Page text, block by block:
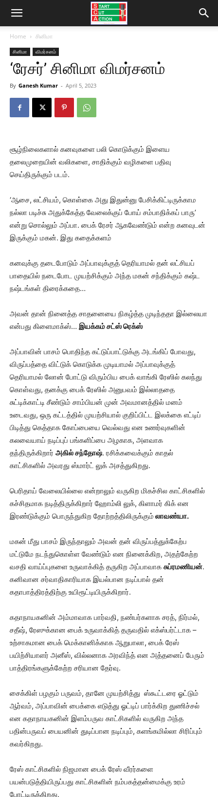
Home சினிமா
சினிமா விமர்சனம்
‘ரேசர்’ சினிமா விமர்சனம்
By Ganesh Kumar - April 5, 2023
சூழ்நிலைகளால் கனவுகளை பலி கொடுக்கும் இளைய
தலைமுறையின் வலிகளை, சாதிக்கும் வழிகளை பதிவு
செய்திருக்கும் படம்.
‘ஆசை, லட்சியம், கொள்கை அது இதுன்னு பேசிக்கிட்டிருக்காம
நல்லா படிச்சு அதுக்கேத்த வேலைக்குப் போய் சம்பாதிக்கப் பாரு’
என்று சொல்லும் அப்பா. பைக் ரேசர் ஆகவேண்டும் என்ற கனவுடன்
இருக்கும் மகன். இது கதைக்களம்
கனவுக்கு தடைபோடும் அப்பாவுக்குத் தெரியாமல் தன் லட்சியப்
பாதையில் நடைபோட முயற்சிக்கும் அந்த மகன் சந்திக்கும் கஷ்ட
நஷ்டங்கள் திரைக்கதை…
அவன் தான் நினைத்த சாதனையை நிகழ்த்த முடிந்ததா இல்லையா
என்பது கிளைமாக்ஸ்… இயக்கம் சட்ஸ் ரெக்ஸ்
அப்பாவின் பாசம் பொதிந்த கட்டுப்பாட்டுக்கு அடங்கிப் போவது,
விருப்பத்தை விட்டுக் கொடுக்க முடியாமல் அப்பாவுக்குத்
தெரியாமல் லோன் போட்டு விரும்பிய பைக் வாங்கி ரேஸில் கலந்து
கொள்வது, தனக்கு பைக் ரேஸில் அனுபவம் இல்லாததை
சுட்டிக்காட்டி சீண்டும் சாம்பியன் முன் அவமானத்தில் மனம்
உடைவது, ஒரு கட்டத்தில் முயற்சியால் குறிப்பிட்ட இலக்கை எட்டிப்
பிடித்து கெத்தாக கோப்பையை வெல்வது என உணர்வுகளின்
கலவையாய் நடிப்புப் பங்களிப்பை அழகாக, அளவாக
தந்திருக்கிறார் அகில் சந்தோஷ். ரசிக்கவைக்கும் காதல்
காட்சிகளில் அவரது ஸ்மார்ட் லுக் அசத்துகிறது.
பெரிதாய் வேலையில்லை என்றாலும் வருகிற மிகச்சில காட்சிகளில்
கச்சிதமாக நடித்திருக்கிறார் ஹோம்லி லுக், கிளாமர் கிக் என
இரண்டுக்கும் பொருந்துகிற தோற்றத்திலிருக்கும் லாவண்யா.
மகன் மீது பாசம் இருந்தாலும் அவன் தன் விருப்பத்துக்கேற்ப
மட்டுமே நடந்துகொள்ள வேண்டும் என நினைக்கிற, அதற்கேற்ற
வசதி வாய்ப்புகளை உருவாக்கித் தருகிற அப்பாவாக சுப்ரமணியன்.
கனிவான சர்வாதிகாரியாக இயல்பான நடிப்பால் தன்
கதாபாத்திரத்திற்கு உயிரூட்டியிருக்கிறார்.
கதாநாயகனின் அம்மாவாக பார்வதி, நண்பர்களாக சரத், நிர்மல்,
சதீஷ், ரேஸுக்கான பைக் உருவாக்கித் தருவதில் எக்ஸ்பர்ட்டாக –
உற்சாகமான பைக் மெக்கானிக்காக ஆறுபாலா, பைக் ரேஸ்
பயிற்சியாளர் அனீஸ், வில்லனாக அரவிந்த் என அத்தனைப் பேரும்
பாத்திரங்களுக்கேற்ற சரியான தேர்வு.
சைக்கிள் பழகும் பருவம், தானே முயற்சித்து ஸ்கூட்டரை ஓட்டும்
ஆர்வம், அப்பாவின் பைக்கை எடுத்து ஓட்டிப் பார்க்கிற துணிச்சல்
என கதாநாயகனின் இளம்பருவ காட்சிகளில் வருகிற அந்த
பதின்பருவப் பையனின் துடிப்பான நடிப்பும், களங்கமில்லா சிரிப்பும்
கவர்கிறது.
ரேஸ் காட்சிகளில் நிஜமான பைக் ரேஸ் வீரர்களை
பயன்படுத்தியிருப்பது காட்சிகளின் நம்பகத்தன்மைக்கு உரம்
போட்டிருக்கிறது.